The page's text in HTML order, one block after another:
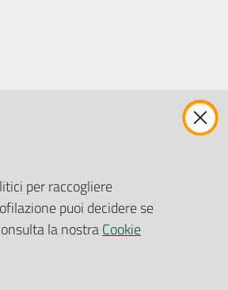
per raccogliere
puoi decidere se
la nostraCookie